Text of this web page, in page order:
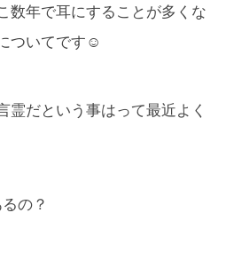
数年で耳にすることが多くな
ついてです☺
霊だという事はって最近よく
の？